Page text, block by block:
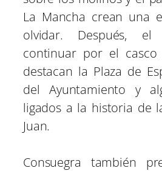
La Mancha crean una
olvidar. Después, el
continuar por el casco
destacan la Plaza de
del Ayuntamiento y
ligados a la historia de
Juan.
Consuegra también